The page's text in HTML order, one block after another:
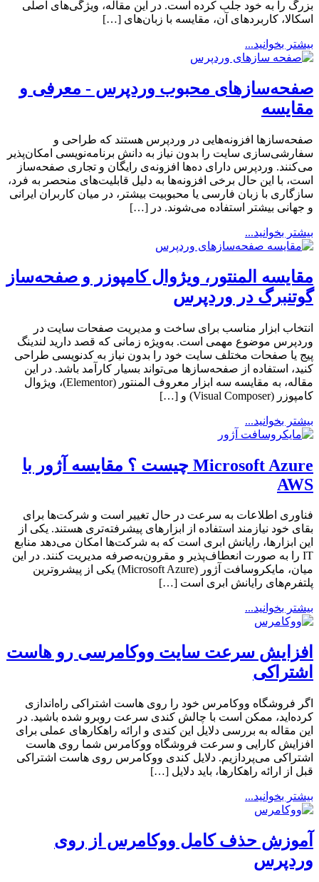
بزرگ را به خود جلب کرده است. در این مقاله، ویژگی‌های اصلی
اسکالا، کاربردهای آن، مقایسه با زبان‌های […]
بیشتر بخوانید...
صفحه‌سازهای محبوب وردپرس - معرفی و
مقایسه
صفحه‌سازها افزونه‌هایی در وردپرس هستند که طراحی و
سفارشی‌سازی سایت را بدون نیاز به دانش برنامه‌نویسی امکان‌پذیر
می‌کنند. وردپرس دارای ده‌ها افزونه‌ی رایگان و تجاری صفحه‌ساز
است، با این حال برخی افزونه‌ها به دلیل قابلیت‌های منحصر به فرد،
سازگاری با زبان فارسی یا محبوبیت بیشتر، در میان کاربران ایرانی
و جهانی بیشتر استفاده می‌شوند. در […]
بیشتر بخوانید...
مقایسه المنتور، ویژوال کامپوزر و صفحه‌ساز
گوتنبرگ در وردپرس
انتخاب ابزار مناسب برای ساخت و مدیریت صفحات سایت در
وردپرس موضوع مهمی است. به‌ویژه زمانی که قصد دارید لندینگ
پیج یا صفحات مختلف سایت خود را بدون نیاز به کدنویسی طراحی
کنید، استفاده از صفحه‌سازها می‌تواند بسیار کارآمد باشد. در این
مقاله، به مقایسه سه ابزار معروف المنتور (Elementor)، ویژوال
کامپوزر (Visual Composer) و […]
بیشتر بخوانید...
Microsoft Azure چیست ؟ مقایسه آژور با
AWS
فناوری اطلاعات به سرعت در حال تغییر است و شرکت‌ها برای
بقای خود نیازمند استفاده از ابزارهای پیشرفته‌تری هستند. یکی از
این ابزارها، رایانش ابری است که به شرکت‌ها امکان می‌دهد منابع
IT را به صورت انعطاف‌پذیر و مقرون‌به‌صرفه مدیریت کنند. در این
میان، مایکروسافت آژور (Microsoft Azure) یکی از پیشروترین
پلتفرم‌های رایانش ابری است […]
بیشتر بخوانید...
افزایش سرعت سایت ووکامرسی رو هاست
اشتراکی
اگر فروشگاه ووکامرس خود را روی هاست اشتراکی راه‌اندازی
کرده‌اید، ممکن است با چالش کندی سرعت روبرو شده باشید. در
این مقاله به بررسی دلایل این کندی و ارائه راهکارهای عملی برای
افزایش کارایی و سرعت فروشگاه ووکامرس شما روی هاست
اشتراکی می‌پردازیم. دلایل کندی ووکامرس روی هاست اشتراکی
قبل از ارائه راهکارها، باید دلایل […]
بیشتر بخوانید...
آموزش حذف کامل ووکامرس از روی
وردپرس